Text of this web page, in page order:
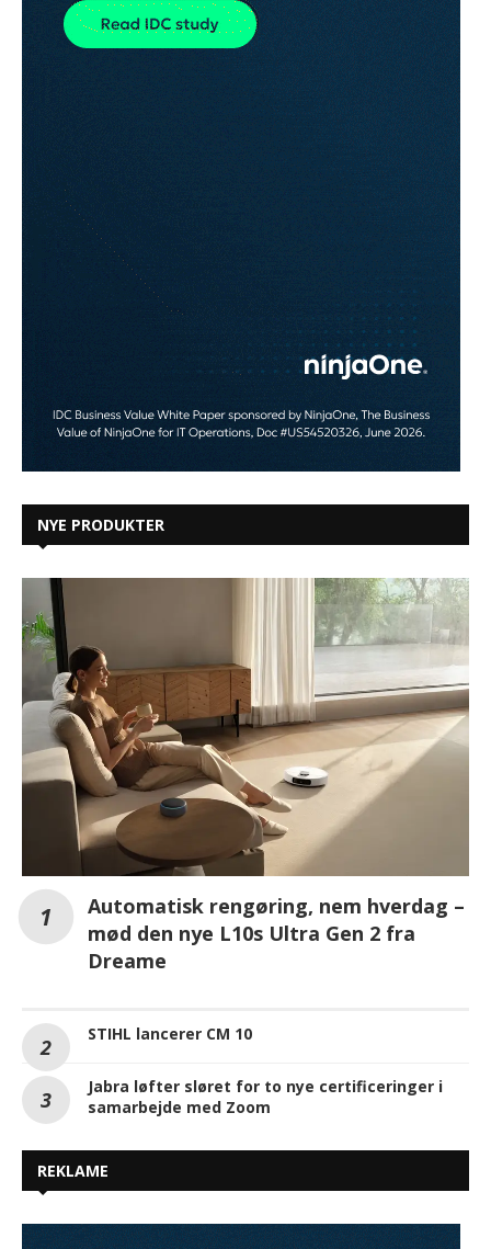
NYE PRODUKTER
Automatisk rengøring, nem hverdag –
mød den nye L10s Ultra Gen 2 fra
Dreame
STIHL lancerer CM 10
Jabra løfter sløret for to nye certificeringer i
samarbejde med Zoom
REKLAME